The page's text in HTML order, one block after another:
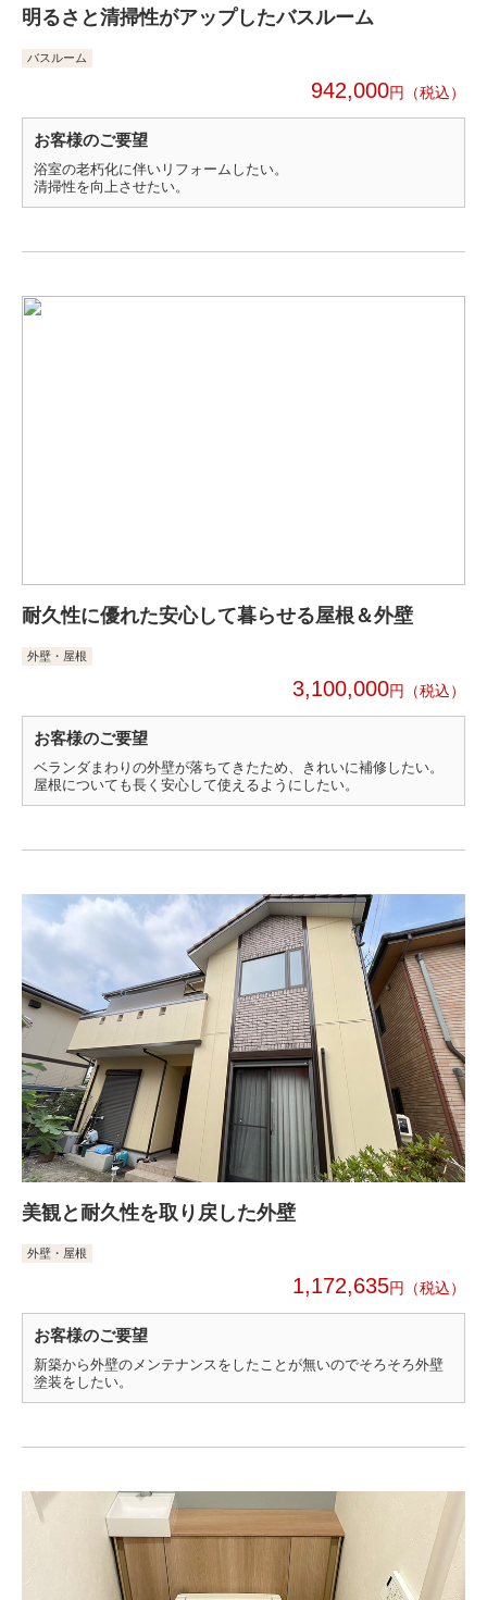
明るさと清掃性がアップしたバスルーム
バスルーム
942,000円
お客様のご要望
浴室の老朽化に伴いリフォームしたい。
清掃性を向上させたい。
耐久性に優れた安心して暮らせる屋根＆外壁
外壁・屋根
3,100,000円
お客様のご要望
ベランダまわりの外壁が落ちてきたため、きれいに補修したい。
屋根についても長く安心して使えるようにしたい。
美観と耐久性を取り戻した外壁
外壁・屋根
1,172,635円
お客様のご要望
新築から外壁のメンテナンスをしたことが無いのでそろそろ外壁
塗装をしたい。